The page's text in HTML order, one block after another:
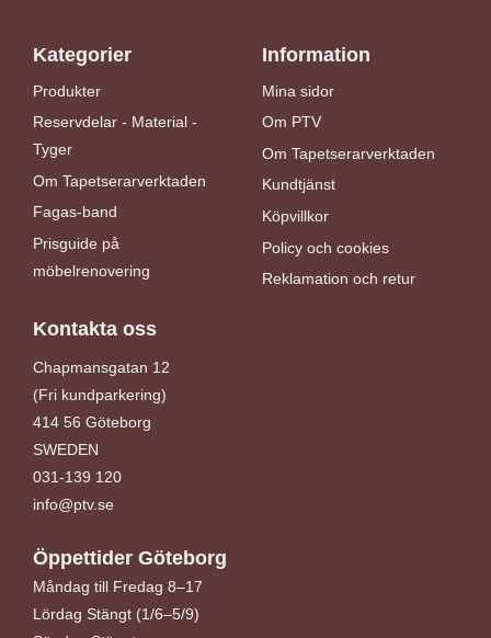
Kategorier
Produkter
Reservdelar - Material -
Tyger
Om Tapetserarverktaden
Fagas-band
Prisguide på
möbelrenovering
Information
Mina sidor
Om PTV
Om Tapetserarverktaden
Kundtjänst
Köpvillkor
Policy och cookies
Reklamation och retur
Kontakta oss
Chapmansgatan 12
(Fri kundparkering)
414 56 Göteborg
SWEDEN
031-139 120
info@ptv.se
Öppettider Göteborg
Måndag till Fredag 8–17
Lördag Stängt (1/6–5/9)